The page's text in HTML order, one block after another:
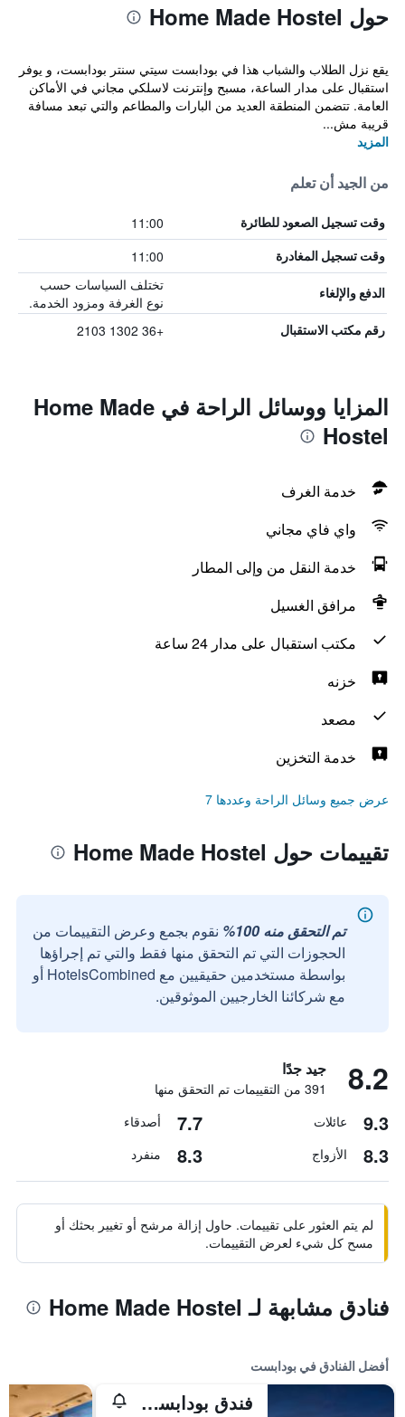
حول Home Made Hostel
يقع نزل الطلاب والشباب هذا في بودابست سيتي سنتر بودابست، و يوفر
استقبال على مدار الساعة، مسبح وإنترنت لاسلكي مجاني في الأماكن
العامة. تتضمن المنطقة العديد من البارات والمطاعم والتي تبعد مسافة
قريبة مش...
المزيد
من الجيد أن تعلم
وقت تسجيل الصعود للطائرة 11:00
وقت تسجيل المغادرة 11:00
الدفع والإلغاء
تختلف السياسات حسب
نوع الغرفة ومزود الخدمة.
رقم مكتب الاستقبال +36 1302 2103
المزايا ووسائل الراحة في Home Made
Hostel
خدمة الغرف
واي فاي مجاني
خدمة النقل من وإلى المطار
مرافق الغسيل
مكتب استقبال على مدار 24 ساعة
خزنه
مصعد
خدمة التخزين
عرض جميع وسائل الراحة وعددها 7
تقييمات حول Home Made Hostel
تم التحقق منه 100%
نقوم بجمع وعرض التقييمات من
الحجوزات التي تم التحقق منها فقط والتي تم إجراؤها
بواسطة مستخدمين حقيقيين مع HotelsCombined أو
مع شركائنا الخارجيين الموثوقين.
8.2 جيد جدًا
391 من التقييمات تم التحقق منها
9.3 عائلات 7.7 أصدقاء
8.3 الأزواج 8.3 منفرد
لم يتم العثور على تقييمات. حاول إزالة مرشح أو تغيير بحثك أو
مسح كل شيء لعرض التقييمات.
فنادق مشابهة لـ Home Made Hostel
أفضل الفنادق في بودابست
فندق بودابست ماريوت